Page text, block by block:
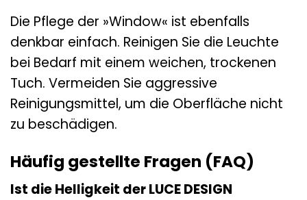
Die Pflege der »Window« ist ebenfalls
denkbar einfach. Reinigen Sie die Leuchte
bei Bedarf mit einem weichen, trockenen
Tuch. Vermeiden Sie aggressive
Reinigungsmittel, um die Oberfläche nicht
zu beschädigen.
Häufig gestellte Fragen (FAQ)
Ist die Helligkeit der LUCE DESIGN